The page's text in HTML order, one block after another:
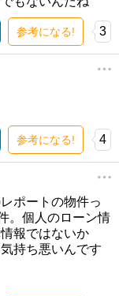
参考になる! 3
参考になる! 4
ポートの物件っ
。個人のローン情
報ではないか
持ち悪いんです